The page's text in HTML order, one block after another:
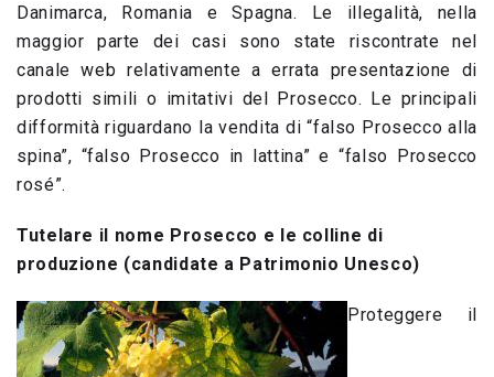
Danimarca, Romania e Spagna. Le illegalità, nella
maggior parte dei casi sono state riscontrate nel
canale web relativamente a errata presentazione di
prodotti simili o imitativi del Prosecco. Le principali
difformità riguardano la vendita di “falso Prosecco alla
spina”, “falso Prosecco in lattina” e “falso Prosecco
rosé”.
Tutelare il nome Prosecco e le colline di
produzione (candidate a Patrimonio Unesco)
Proteggere il